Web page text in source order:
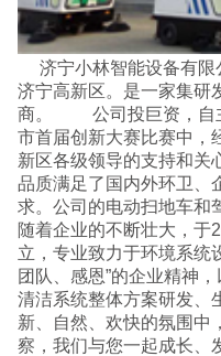
济宁高新区。是一家集研
商。 公司投巨资，自主
市首届创新大赛比赛中，
新区各级领导的支持和关
品质满足了国内外环卫、
求。公司的电动扫地车和
随着企业的不断壮大，于
立，专业致力于环境系
团队、感恩”的企业精神
清洁系统整体方案研发
新、自然、欢快的氛围中
察，我们与您一起成长、发展